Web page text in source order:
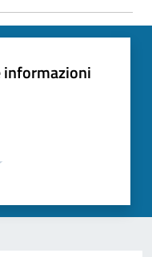
informazioni